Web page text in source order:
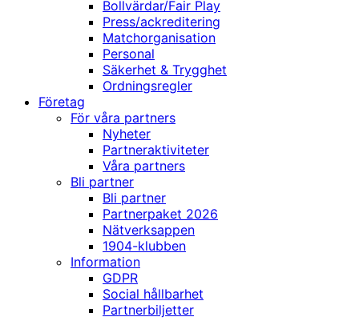
Bollvärdar/Fair Play
Press/ackreditering
Matchorganisation
Personal
Säkerhet & Trygghet
Ordningsregler
Företag
För våra partners
Nyheter
Partneraktiviteter
Våra partners
Bli partner
Bli partner
Partnerpaket 2026
Nätverksappen
1904-klubben
Information
GDPR
Social hållbarhet
Partnerbiljetter